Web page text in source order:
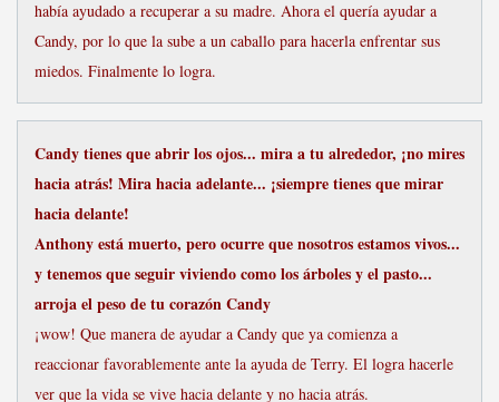
había ayudado a recuperar a su madre. Ahora el quería ayudar a
Candy, por lo que la sube a un caballo para hacerla enfrentar sus
miedos. Finalmente lo logra.
Candy tienes que abrir los ojos... mira a tu alrededor, ¡no mires
hacia atrás! Mira hacia adelante... ¡siempre tienes que mirar
hacia delante!
Anthony está muerto, pero ocurre que nosotros estamos vivos...
y tenemos que seguir viviendo como los árboles y el pasto...
arroja el peso de tu corazón Candy
¡wow! Que manera de ayudar a Candy que ya comienza a
reaccionar favorablemente ante la ayuda de Terry. El logra hacerle
ver que la vida se vive hacia delante y no hacia atrás.